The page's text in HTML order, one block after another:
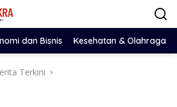
dan Bisnis Kesehatan & Olahraga
Terkini